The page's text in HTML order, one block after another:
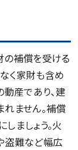
の補償を受ける
く家財も含め
産であり、建
ません。補償
ましょう。火
盗難など幅広